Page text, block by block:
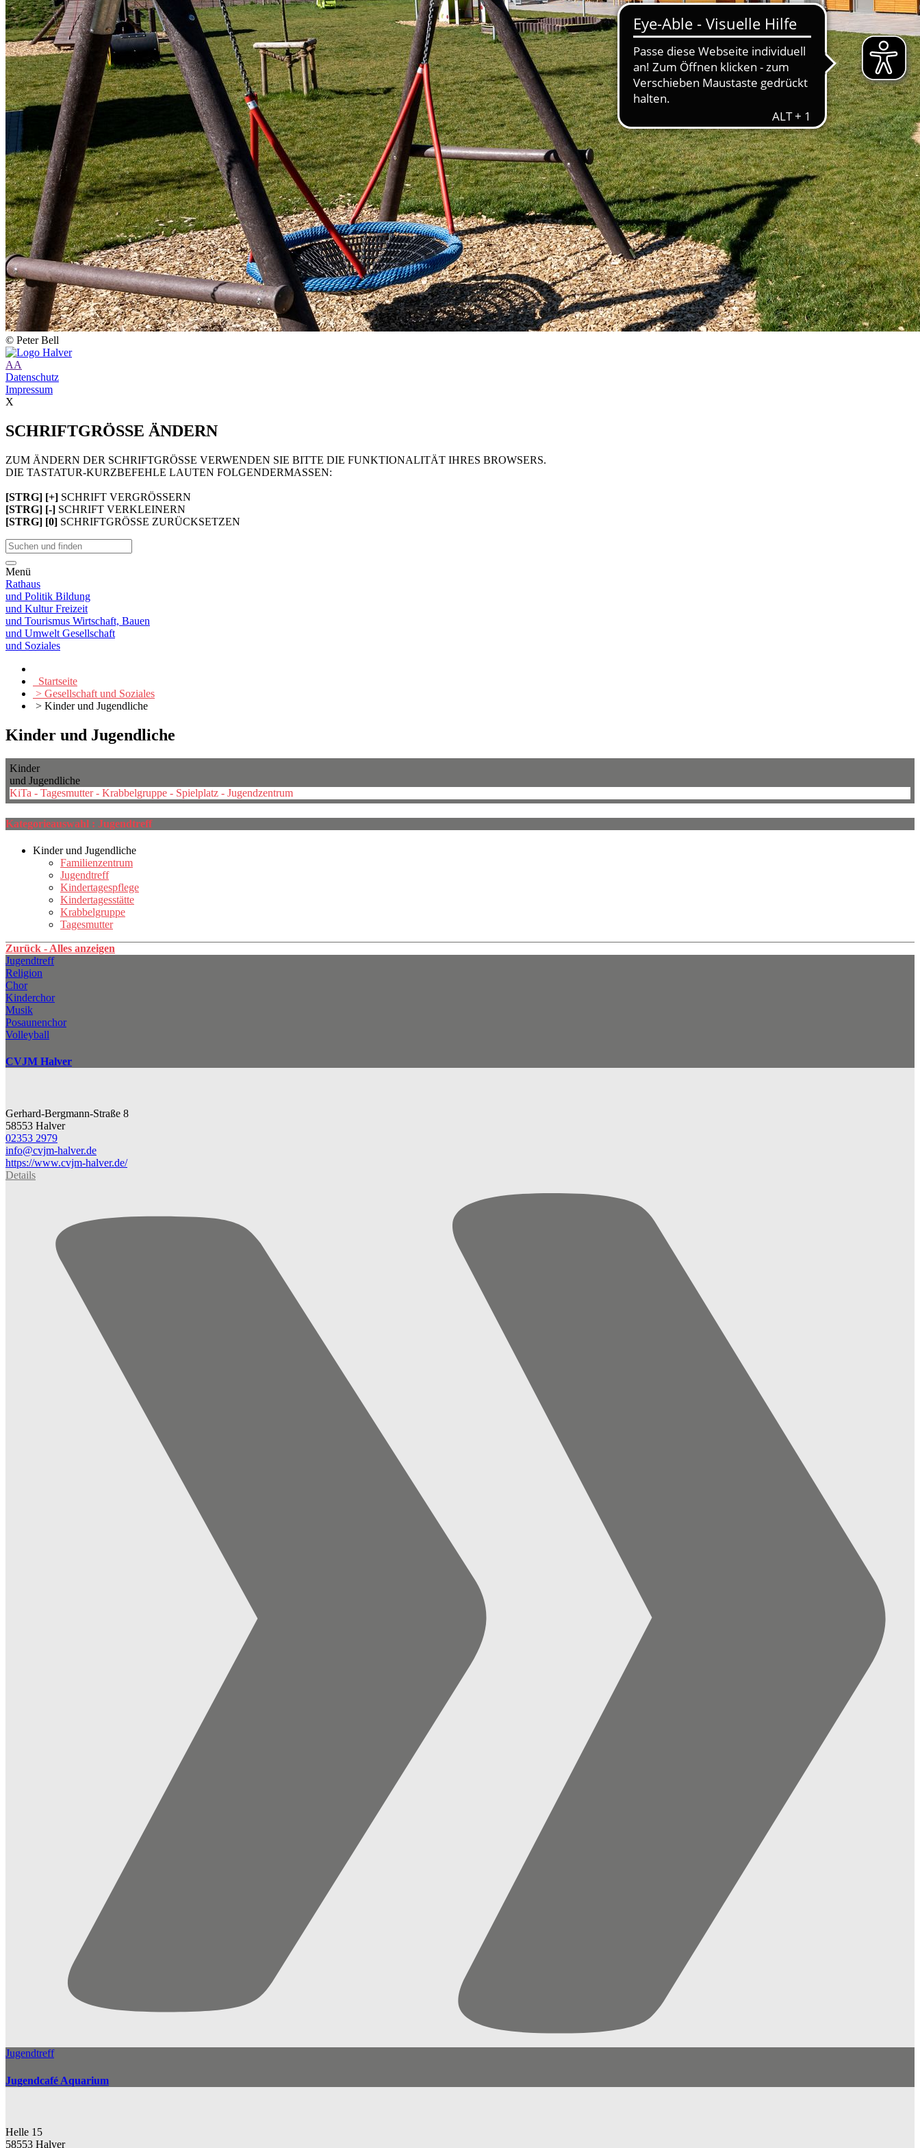
© Peter Bell
AA
Datenschutz
Impressum
X
SCHRIFTGRÖSSE ÄNDERN
ZUM ÄNDERN DER SCHRIFTGRÖSSE VERWENDEN SIE BITTE DIE FUNKTIONALITÄT IHRES BROWSERS.
DIE TASTATUR-KURZBEFEHLE LAUTEN FOLGENDERMASSEN:
[STRG] [+] SCHRIFT VERGRÖSSERN
[STRG] [-] SCHRIFT VERKLEINERN
[STRG] [0] SCHRIFTGRÖSSE ZURÜCKSETZEN
Menü
Rathaus
und Politik Bildung
und KulturFreizeit
und Tourismus Wirtschaft, Bauen
und Umwelt Gesellschaft
und Soziales
Startseite
> Gesellschaft und Soziales
> Kinder und Jugendliche
Kinder und Jugendliche
Kinder
und Jugendliche
KiTa - Tagesmutter - Krabbelgruppe - Spielplatz - Jugendzentrum
Kategorieauswahl : Jugendtreff
Kinder und Jugendliche
Familienzentrum
Jugendtreff
Kindertagespflege
Kindertagesstätte
Krabbelgruppe
Tagesmutter
Zurück - Alles anzeigen
Jugendtreff
Religion
Chor
Kinderchor
Musik
Posaunenchor
Volleyball
CVJM Halver
Gerhard-Bergmann-Straße 8
58553 Halver
02353 2979
info@​cvjm-halver.de
https://www.cvjm-halver.de/
Details
Jugendtreff
Jugendcafé Aquarium
Helle 15
58553 Halver